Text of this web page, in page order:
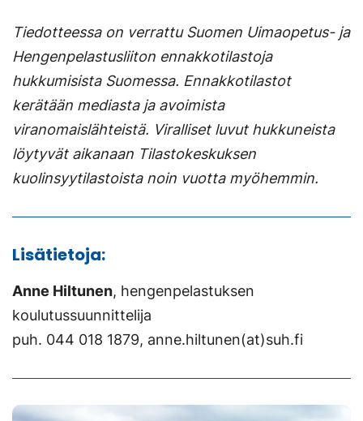
Tiedotteessa on verrattu Suomen Uimaopetus- ja
Hengenpelastusliiton ennakkotilastoja
hukkumisista Suomessa. Ennakkotilastot
kerätään mediasta ja avoimista
viranomaislähteistä. Viralliset luvut hukkuneista
löytyvät aikanaan Tilastokeskuksen
kuolinsyytilastoista noin vuotta myöhemmin.
Lisätietoja:
Anne Hiltunen, hengenpelastuksen
koulutussuunnittelija
puh. 044 018 1879, anne.hiltunen(at)suh.fi